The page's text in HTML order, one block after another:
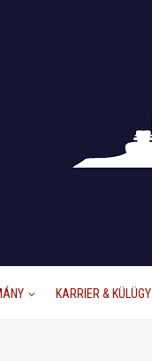
KARRIER & KÜLÜGY